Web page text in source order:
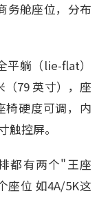
务舱座位，分布
平躺（lie-flat）
（79 英寸），座
椅硬度可调，内
触控屏。
都有两个"王座
座位 如4A/5K这